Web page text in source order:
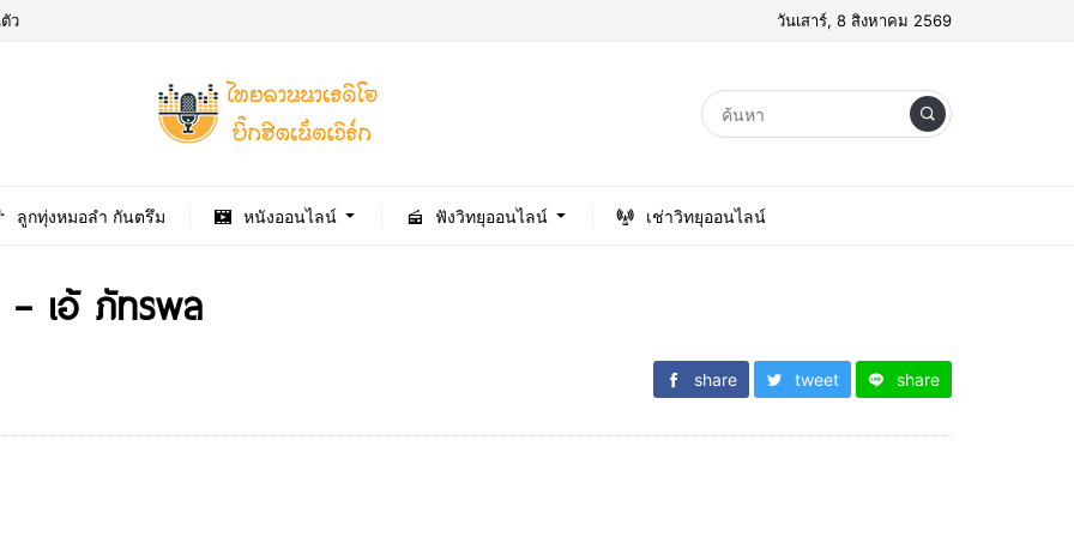
ว วันเสาร์, 8 สิงหาคม 2569
ลูกทุ่งหมอลำ กันตรึม หนังออนไลน์ ฟังวิทยุออนไลน์ เช่าวิทยุออนไลน์
– เอ้ ภัทรพล
share tweet share